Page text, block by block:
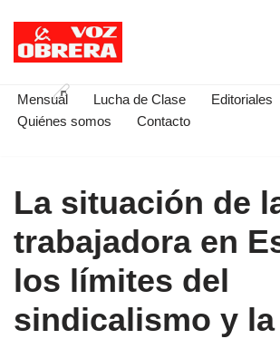
Saltar
contenido
Mensual Lucha de Clase Editoriales
Quiénes somos
Contacto
La situación de
trabajadora en
los límites del
sindicalismo y